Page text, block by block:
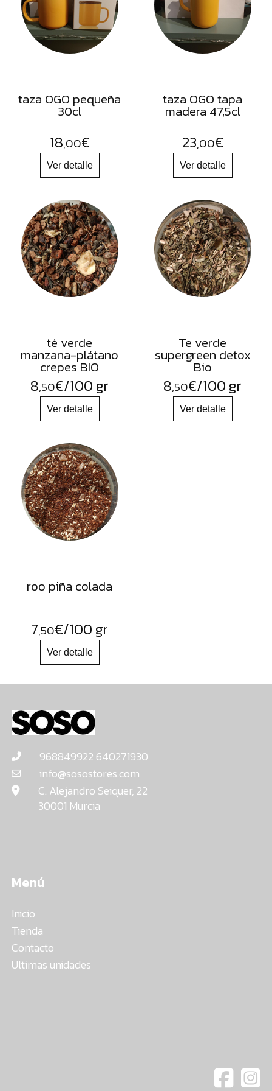
FRUTOS
SECOS
SAL
ACEITES
PRODUCTOS
ACCESORIOS
DESHIDRATADOS
taza OGO pequeña
30cl
18,00€
taza OGO tapa
madera 47,5cl
23,00€
té verde
manzana-plátano
crepes BIO
8,50€/100 gr
Te verde
supergreen detox
Bio
8,50€/100 gr
roo piña colada
7,50€/100 gr
968849922 640271930
info@sosostores.com
C. Alejandro Seiquer, 22
30001 Murcia
Menú
Inicio
Tienda
Contacto
Ultimas unidades